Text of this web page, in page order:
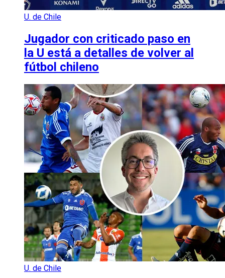
U. de Chile
Jugador con criticado paso en
la U está a detalles de volver al
fútbol chileno
U. de Chile